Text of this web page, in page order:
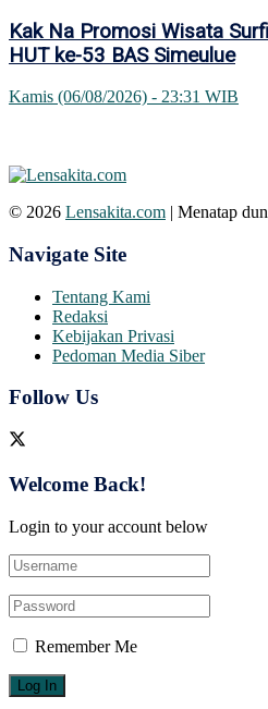
Kak Na Promosi Wisata
HUT ke-53 BAS Simeulue
Kamis (06/08/2026) - 23:31 WIB
© 2026 Lensakita.com | Menatap
Navigate Site
Tentang Kami
Redaksi
Kebijakan Privasi
Pedoman Media Siber
Follow Us
Welcome Back!
Login to your account below
Remember Me